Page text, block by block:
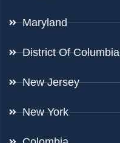
Maryland
District Of Columbia
New Jersey
New York